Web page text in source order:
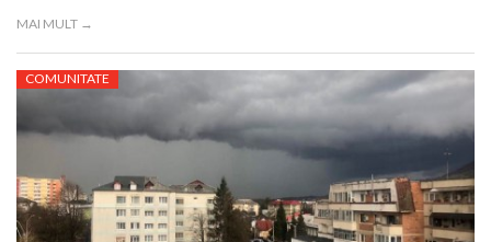
MAI MULT →
COMUNITATE